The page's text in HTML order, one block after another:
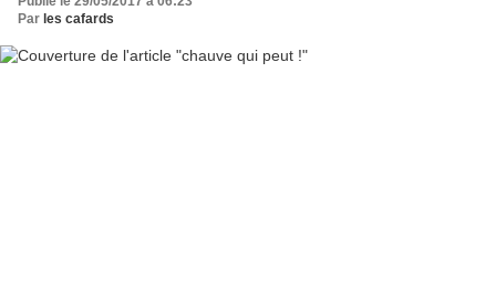
Par les cafards